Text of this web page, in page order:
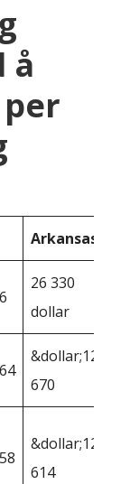
å
Arkansas
26 330
dollar
&dollar;123
670
&dollar;122
614